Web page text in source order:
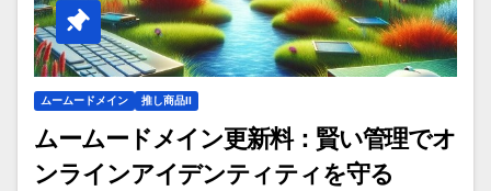
ムームードメイン 推し商品II
ムームードメイン更新料：賢い管理でオ
ンラインアイデンティティを守る